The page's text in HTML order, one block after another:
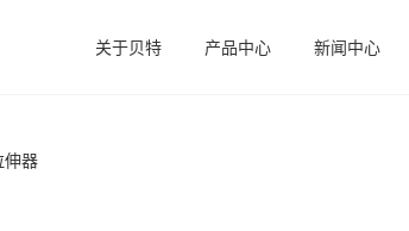
关于贝特
产品中心 新闻中心
伸器